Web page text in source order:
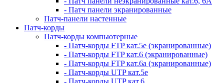
- Патч панели экранированные
Патч-панели настенные
Патч-корды
Патч-корды компьютерные
- Патч-корды FTP кат.5е (экранированные)
- Патч-корды FTP кат.6 (экранированные)
- Патч-корды FTP кат.6а (экранированные)
- Патч-корды UTP кат.5е
- Патч-корды UTP кат.6